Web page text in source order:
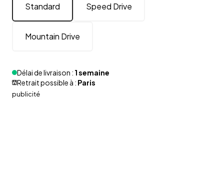
Standard
Speed Drive
Mountain Drive
Délai de livraison : 1 semaine
Retrait possible à : Paris
publicité